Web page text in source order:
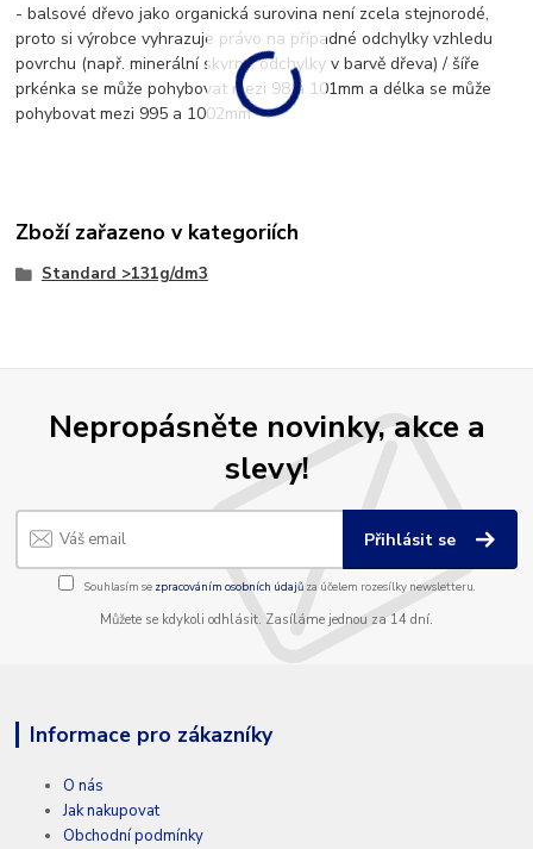
- balsové dřevo jako organická surovina není zcela stejnorodé,
proto si výrobce vyhrazuje právo na případné odchylky vzhledu
povrchu (např. minerální skvrny, odchylky v barvě dřeva) / šíře
prkénka se může pohybovat mezi 98 a 101mm a délka se může
pohybovat mezi 995 a 1002mm
Zboží zařazeno v kategoriích
Standard >131g/dm3
Nepropásněte novinky, akce a
slevy!
Přihlásit se
Souhlasím se zpracováním osobních údajůza účelem rozesílky newsletteru.
Můžete se kdykoli odhlásit. Zasíláme jednou za 14 dní.
Informace pro zákazníky
O nás
Jak nakupovat
Obchodní podmínky